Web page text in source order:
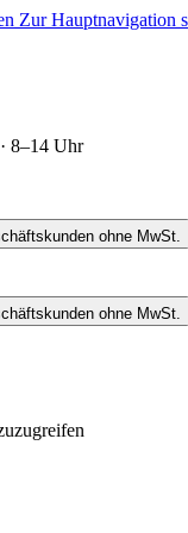
Zur Hauptnavigation
8–14 Uhr
ohne MwSt.
ohne MwSt.